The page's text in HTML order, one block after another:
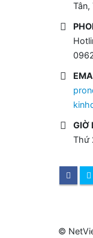
Tân,
GIỜ
Thứ
©